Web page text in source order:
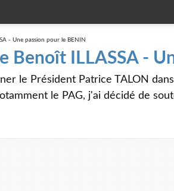
Benoît ILLASSA -
le Président Patrice TALON
le PAG, j'ai décidé de